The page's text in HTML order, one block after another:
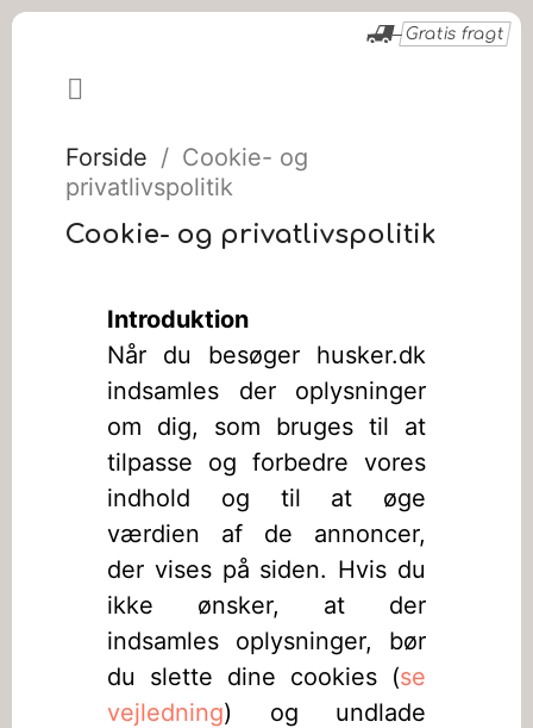
Gratis fragt

Forside
Cookie- og
privatlivspolitik
Cookie- og privatlivspolitik
Introduktion
Når du besøger husker.dk
indsamles der oplysninger
om dig, som bruges til at
tilpasse og forbedre vores
indhold og til at øge
værdien af de annoncer,
der vises på siden. Hvis du
ikke ønsker, at der
indsamles oplysninger, bør
du slette dine cookies (se
vejledning) og undlade